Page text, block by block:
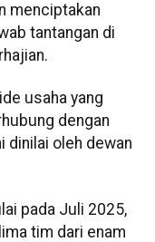
menciptakan
tantangan di
usaha yang
dengan
dinilai oleh dewan
pada Juli 2025,
tim dari enam